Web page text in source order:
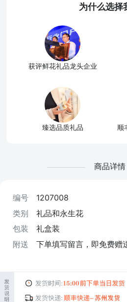
为什么选择
获评鲜花礼品龙头企业
臻选品质礼品 顺
商品详情
编号
1207008
类别
礼品和永生花
包装
礼盒装
附送
下单填写留言，即免费赠